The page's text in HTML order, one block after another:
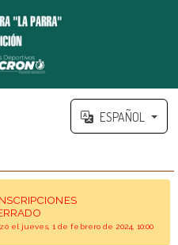
ESPAÑOL
el jueves, 1 de febrero de 2024, 10:00